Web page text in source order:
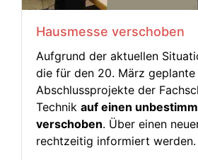
Hausmesse verschoben
Aufgrund der aktuellen
die für den 20. März geplante
Abschlussprojekte der
Technik auf einen
verschoben. Über einen
rechtzeitig informiert werden.